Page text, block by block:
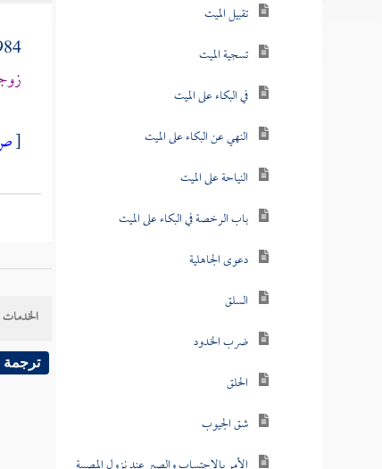
تقبيل الميت
تسجية الميت
في البكاء على الميت
النهي عن البكاء على الميت
النياحة على الميت
باب الرخصة في البكاء على الميت
دعوى الجاهلية
السلق
ضرب الخدود
الحلق
شق الجيوب
[
الخدمات
ترجمة